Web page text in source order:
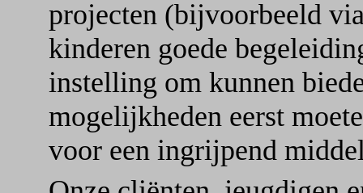
projecten (bijvoorbeeld
kinderen goede
instelling om kunnen
mogelijkheden eerst
voor een ingrijpend